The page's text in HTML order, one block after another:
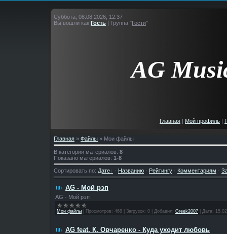
Суббота, 08.08.2026, 12:37
Вы вошли как Гость | Группа "Гости"
AG
Главная | Мой профиль |
Главная » Файлы » Мои файлы
В категории материалов: 8
Показано материалов: 1-8
Сортировать по: Дате · Названию · Рейтингу · Комментариям ·
AG - Мой рэп
AG - Мой рэп
Мои файлы Просмотров: 468 Загрузок: 0 Добавил: Greek2007 Дата:
AG feat. К. Овчаренко - Куда уходит любовь